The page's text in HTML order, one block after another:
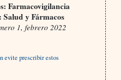
Farmacovigilancia
y Fármacos
1, febrero 2022
evite prescribir estos